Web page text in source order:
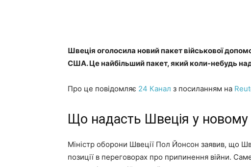
Швеція оголосила новий пакет військової
США. Це найбільший пакет, який коли-небудь
Про це повідомляє 24 Канал з посиланням на
Що надасть Швеція у новому
Міністр оборони Швеції Пол Йонсон заявив, що
позиції в переговорах про припинення війни.